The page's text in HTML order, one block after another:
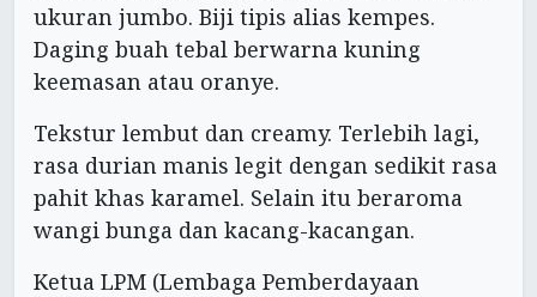
ukuran jumbo. Biji tipis alias kempes.
Daging buah tebal berwarna kuning
keemasan atau oranye.
Tekstur lembut dan creamy. Terlebih lagi,
rasa durian manis legit dengan sedikit rasa
pahit khas karamel. Selain itu beraroma
wangi bunga dan kacang-kacangan.
Ketua LPM (Lembaga Pemberdayaan